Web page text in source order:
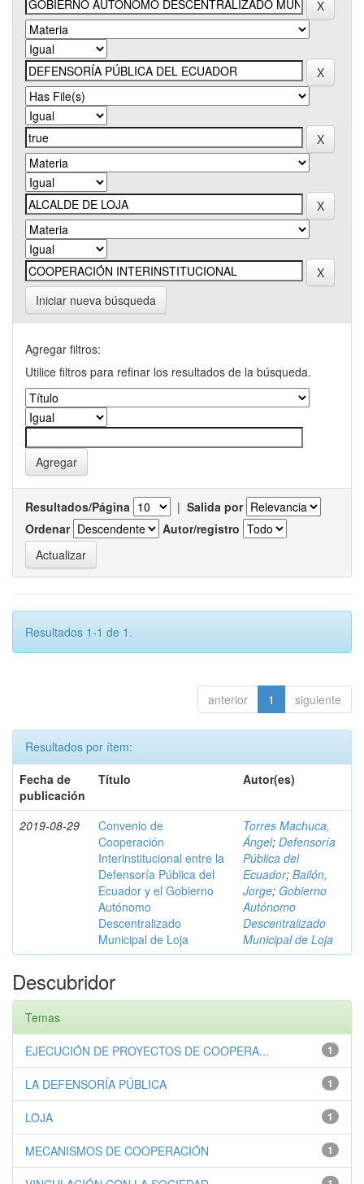
Iniciar nueva búsqueda
Agregar filtros:
Utilice filtros para refinar los resultados de la búsqueda.
Resultados/Página | Salida por
Ordenar
Autor/registro
Resultados 1-1 de 1.
anterior 1 siguiente
Resultados por ítem:
Fecha de
publicación
Título Autor(es)
2019-08-29
Convenio de
Cooperación
Interinstitucional entre la
Defensoría Pública del
Ecuador y el Gobierno
Autónomo
Descentralizado
Municipal de Loja
Torres Machuca,
Ángel; Defensoría
Pública del
Ecuador; Bailón,
Jorge; Gobierno
Autónomo
Descentralizado
Municipal de Loja
Descubridor
Temas
1
EJECUCIÓN DE PROYECTOS DE COOPERA...
1
LA DEFENSORÍA PÚBLICA
1
LOJA
1
MECANISMOS DE COOPERACIÓN